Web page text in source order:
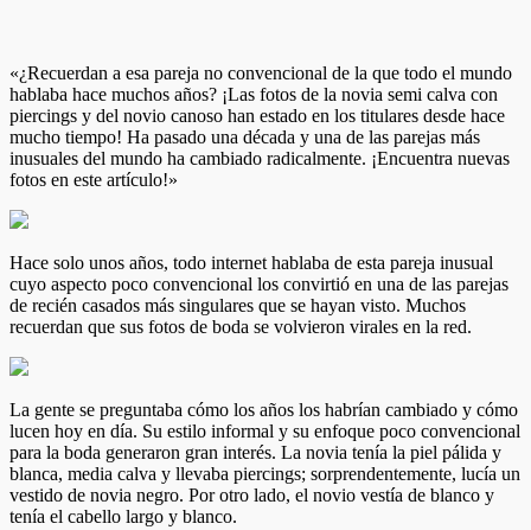
«¿Recuerdan a esa pareja no convencional de la que todo el mundo
hablaba hace muchos años? ¡Las fotos de la novia semi calva con
piercings y del novio canoso han estado en los titulares desde hace
mucho tiempo! Ha pasado una década y una de las parejas más
inusuales del mundo ha cambiado radicalmente. ¡Encuentra nuevas
fotos en este artículo!»
Hace solo unos años, todo internet hablaba de esta pareja inusual
cuyo aspecto poco convencional los convirtió en una de las parejas
de recién casados más singulares que se hayan visto. Muchos
recuerdan que sus fotos de boda se volvieron virales en la red.
La gente se preguntaba cómo los años los habrían cambiado y cómo
lucen hoy en día. Su estilo informal y su enfoque poco convencional
para la boda generaron gran interés. La novia tenía la piel pálida y
blanca, media calva y llevaba piercings; sorprendentemente, lucía un
vestido de novia negro. Por otro lado, el novio vestía de blanco y
tenía el cabello largo y blanco.